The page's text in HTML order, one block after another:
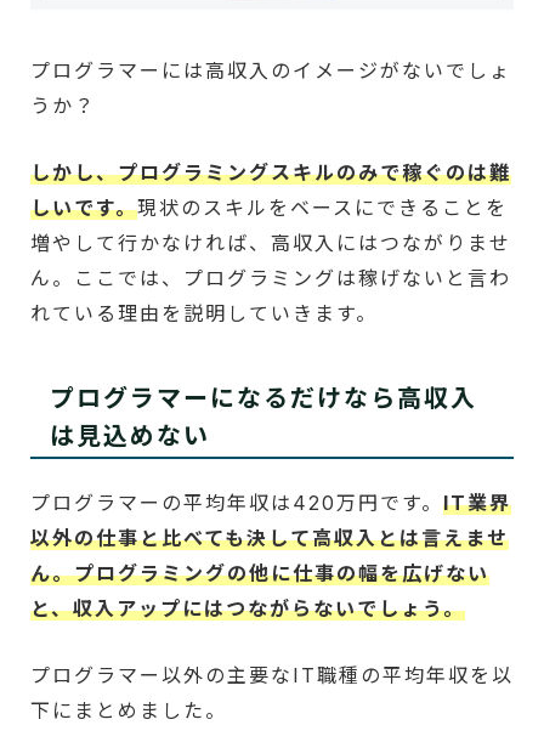
プログラマーには高収入のイメージがないでしょ
うか？
しかし、プログラミングスキルのみで稼ぐのは難
しいです。現状のスキルをベースにできることを
増やして行かなければ、高収入にはつながりませ
ん。ここでは、プログラミングは稼げないと言わ
れている理由を説明していきます。
プログラマーになるだけなら高収入
は見込めない
プログラマーの平均年収は420万円です。 IT業界
以外の仕事と比べても決して高収入とは言えませ
ん。プログラミングの他に仕事の幅を広げない
と、収入アップにはつながらないでしょう。
プログラマー以外の主要なIT職種の平均年収を以
下にまとめました。